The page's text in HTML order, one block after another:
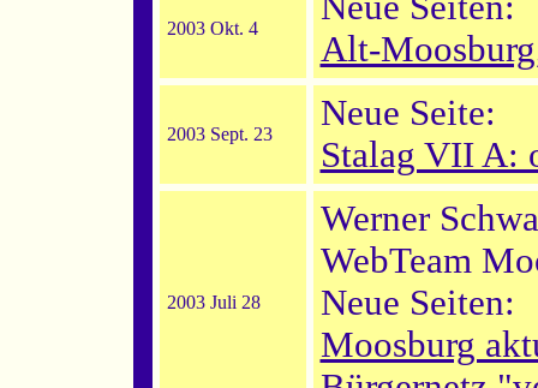
2003 Okt. 4
Alt-Moosburg
2003 Sept. 23
Neue Seite:
Stalag VII A:
2003 Juli 28
Werner
WebTeam
Neue Seiten:
Moosburg